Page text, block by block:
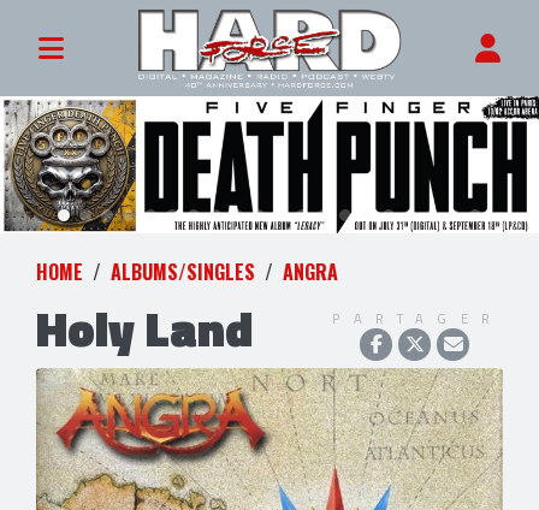
HOME ALBUMS/SINGLES ANGRA
Holy Land PARTAGER